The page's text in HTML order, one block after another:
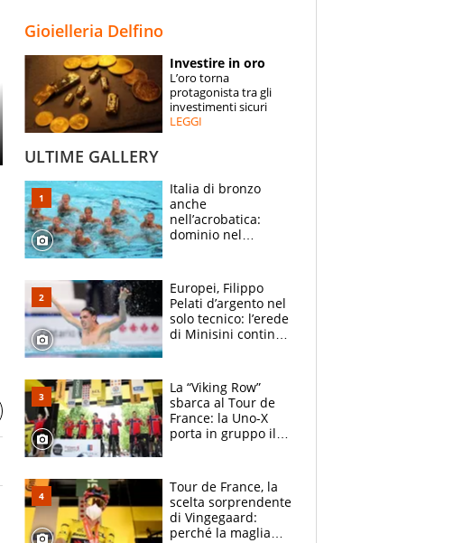
ESPERTI
CONTATTI
Gioielleria Delfino
Investire in oro
L’oro torna
protagonista tra gli
investimenti sicuri
LEGGI
ULTIME GALLERY
Italia di bronzo
anche
nell’acrobatica:
dominio nel
e compagni
continuare
Europei, Filippo
Pelati d’argento nel
solo tecnico: l’erede
di Minisini continua
mirino
La “Viking Row”
sbarca al Tour de
France: la Uno-X
porta in gruppo il
compagni
Tour de France, la
scelta sorprendente
di Vingegaard:
perché la maglia